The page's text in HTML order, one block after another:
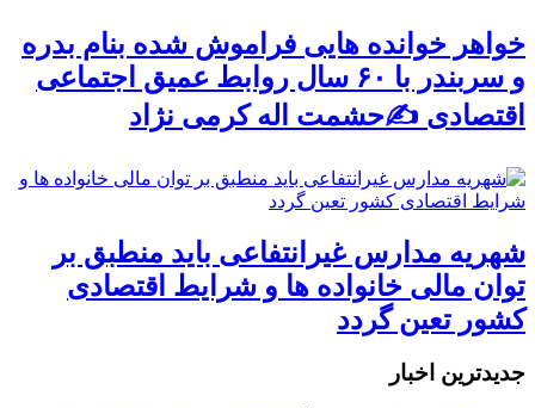
خواهر خوانده هایی فراموش شده بنام بدره
و سربندر با ۶۰ سال روابط عمیق اجتماعی
اقتصادی ✍حشمت اله کرمی نژاد
شهریه مدارس غیرانتفاعی باید منطبق بر
توان مالی خانواده ها و شرایط اقتصادی
کشور تعین گردد
جديدترين اخبار